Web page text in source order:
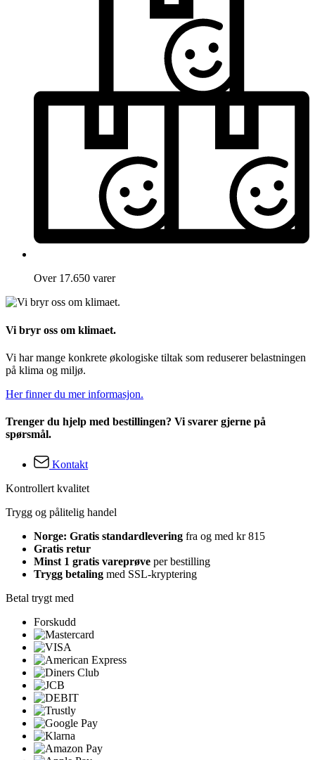
Over 17.650 varer
Vi bryr oss om klimaet.
Vi har mange konkrete økologiske tiltak som reduserer belastningen
på klima og miljø.
Her finner du mer informasjon.
Trenger du hjelp med bestillingen? Vi svarer gjerne på
spørsmål.
Kontakt
Kontrollert kvalitet
Trygg og pålitelig handel
Norge: Gratis standardlevering fra og med kr 815
Gratis retur
Minst 1 gratis vareprøve per bestilling
Trygg betaling med SSL-kryptering
Betal trygt med
Forskudd